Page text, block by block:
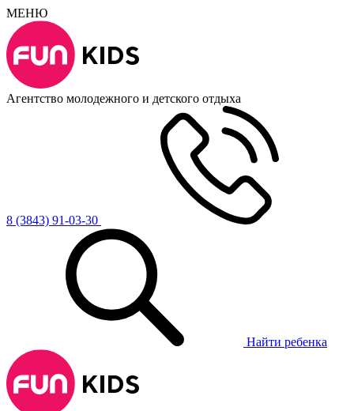
МЕНЮ
Агентство молодежного и детского отдыха
8 (3843) 91-03-30
Найти ребенка